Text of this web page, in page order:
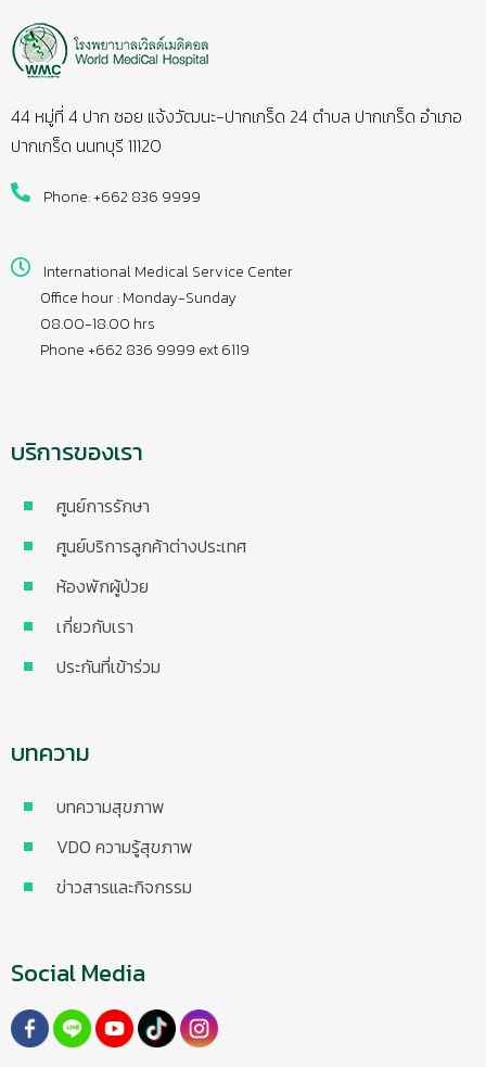
44 หมู่ที่ 4 ปาก ซอย แจ้งวัฒนะ-ปากเกร็ด 24 ตำบล ปากเกร็ด อำเภอ
ปากเกร็ด นนทบุรี 11120
Phone: +662 836 9999
International Medical Service Center
Office hour : Monday-Sunday
08.00-18.00 hrs
Phone +662 836 9999 ext 6119
บริการของเรา
ศูนย์การรักษา
ศูนย์บริการลูกค้าต่างประเทศ
ห้องพักผู้ป่วย
เกี่ยวกับเรา
ประกันที่เข้าร่วม
บทความ
บทความสุขภาพ
VDO ความรู้สุขภาพ
ข่าวสารและกิจกรรม
Social Media